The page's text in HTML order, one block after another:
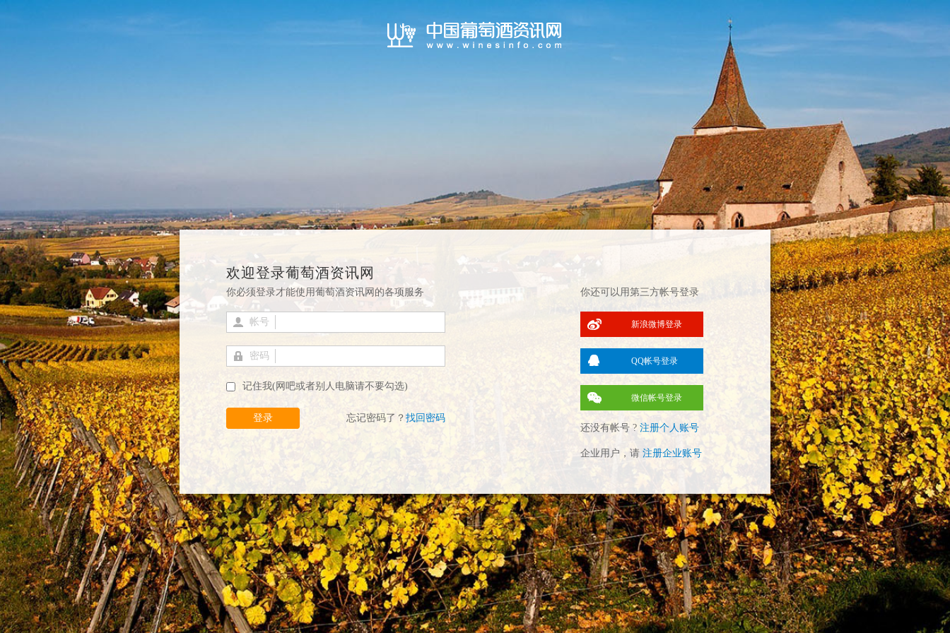
欢迎登录葡萄酒资讯网
你必须登录才能使用葡萄酒资讯网的各项服务
帐号
密码
记住我(网吧或者别人电脑请不要勾选)
登录 忘记密码了？ 找回密码
你还可以用第三方帐号登录
新浪微博登录
QQ帐号登录
微信帐号登录
还没有帐号 ? 注册个人账号
企业用户，请 注册企业账号